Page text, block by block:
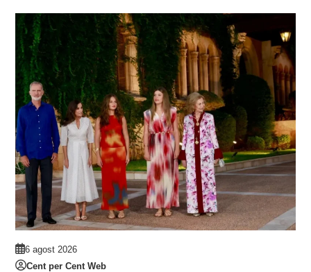
6 agost 2026
Cent per Cent Web